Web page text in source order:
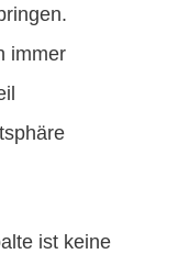
immer
ist keine